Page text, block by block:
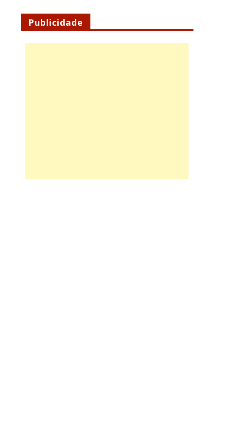
Publicidade